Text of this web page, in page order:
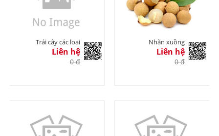
Trái cây các loại
Liên hệ
0 đ
Nhãn xuồng
Liên hệ
0 đ